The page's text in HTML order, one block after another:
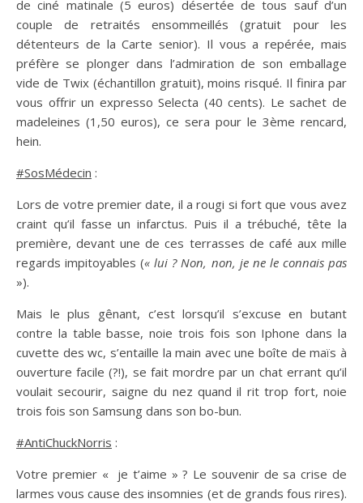
de ciné matinale (5 euros) désertée de tous sauf d’un
couple de retraités ensommeillés (gratuit pour les
détenteurs de la Carte senior). Il vous a repérée, mais
préfère se plonger dans l’admiration de son emballage
vide de Twix (échantillon gratuit), moins risqué. Il finira par
vous offrir un expresso Selecta (40 cents). Le sachet de
madeleines (1,50 euros), ce sera pour le 3ème rencard,
hein.
#SosMédecin :
Lors de votre premier date, il a rougi si fort que vous avez
craint qu’il fasse un infarctus. Puis il a trébuché, tête la
première, devant une de ces terrasses de café aux mille
regards impitoyables (« lui ? Non, non, je ne le connais pas
»).
Mais le plus gênant, c’est lorsqu’il s’excuse en butant
contre la table basse, noie trois fois son Iphone dans la
cuvette des wc, s’entaille la main avec une boîte de maïs à
ouverture facile (?!), se fait mordre par un chat errant qu’il
voulait secourir, saigne du nez quand il rit trop fort, noie
trois fois son Samsung dans son bo-bun.
#AntiChuckNorris :
Votre premier « je t’aime » ? Le souvenir de sa crise de
larmes vous cause des insomnies (et de grands fous rires).